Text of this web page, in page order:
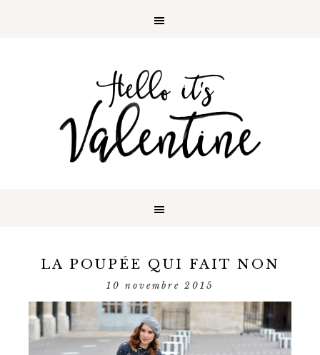
LA POUPÉE QUI FAIT NON
10 novembre 2015